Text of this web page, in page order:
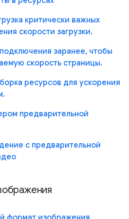
критически важных
скорости загрузки.
заранее, чтобы
скорость страницы.
ресурсов для ускорения
предварительной
с предварительной